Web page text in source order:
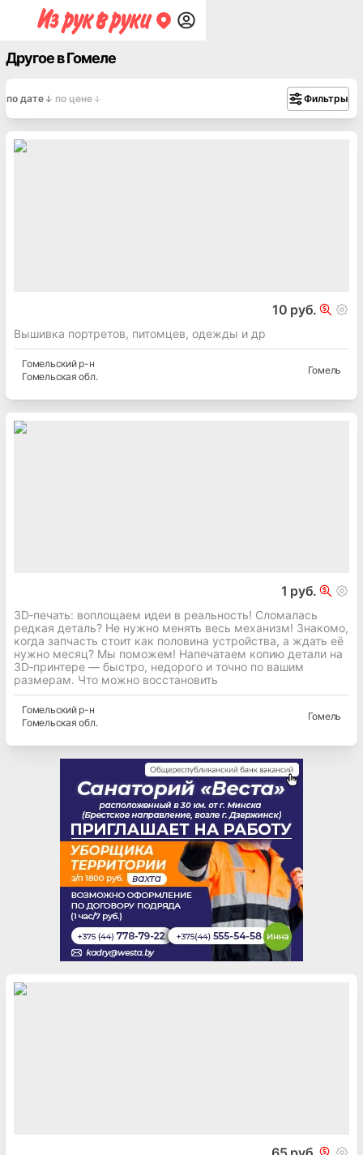
Другое в Гомеле
по дате по цене Фильтры
10 руб.
Вышивка портретов, питомцев, одежды и др
Гомельскийр-н
Гомельская обл.
Гомель
1 руб.
3D‑печать: воплощаем идеи в реальность! Сломалась
редкая деталь? Не нужно менять весь механизм! Знакомо,
когда запчасть стоит как половина устройства, а ждать её
нужно месяц? Мы поможем! Напечатаем копию детали на
3D‑принтере — быстро, недорого и точно по вашим
размерам. Что можно восстановить
Гомельскийр-н
Гомельская обл.
Гомель